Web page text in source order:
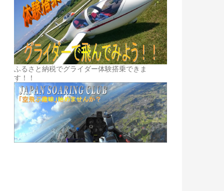
ふるさと納税でグライダー体験搭乗できま
す！！